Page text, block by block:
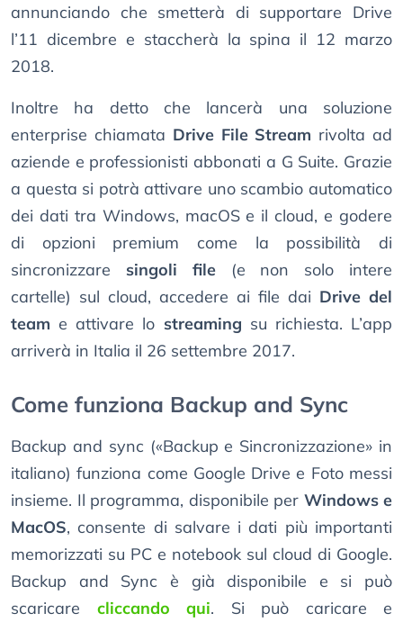
annunciando che smetterà di supportare Drive
l’11 dicembre e staccherà la spina il 12 marzo
2018.
Inoltre ha detto che lancerà una soluzione
enterprise chiamata Drive File Stream rivolta ad
aziende e professionisti abbonati a G Suite. Grazie
a questa si potrà attivare uno scambio automatico
dei dati tra Windows, macOS e il cloud, e godere
di opzioni premium come la possibilità di
sincronizzare singoli file(e non solo intere
cartelle) sul cloud, accedere ai file dai Drive del
team e attivare lo streaming su richiesta. L’app
arriverà in Italia il 26 settembre 2017.
Come funziona Backup and Sync
Backup and sync («Backup e Sincronizzazione» in
italiano) funziona come Google Drive e Foto messi
insieme. Il programma, disponibile per Windows e
MacOS, consente di salvare i dati più importanti
memorizzati su PC e notebook sul cloud di Google.
Backup and Sync è già disponibile e si può
scaricare cliccando qui. Si può caricare e